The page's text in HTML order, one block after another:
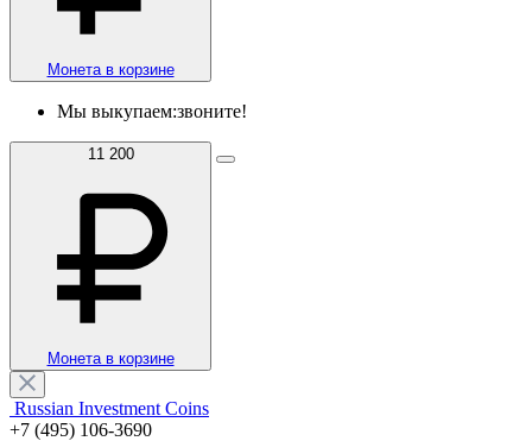
Монета в корзине
Мы выкупаем:звоните!
11 200
Монета в корзине
Russian Investment Coins
+7 (495) 106-3690